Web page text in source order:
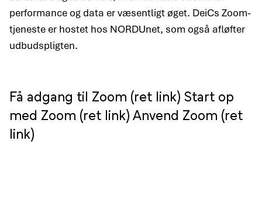
performance og data er væsentligt øget. DeiCs Zoom-
tjeneste er hostet hos NORDUnet, som også afløfter
udbudspligten.
Få adgang til Zoom (ret link) Start op
med Zoom (ret link)Anvend Zoom (ret
link)